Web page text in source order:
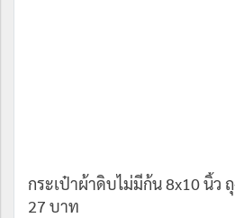
กระเป๋าผ้าดิบไม่มีก้น 8x10 นิ้ว
27 บาท